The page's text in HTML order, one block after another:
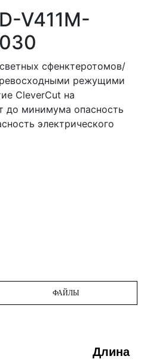
V411M-
сфенктеротомов/
режущими
CleverCut на
до минимума опасность
электрического
ФАЙЛЫ
Длина